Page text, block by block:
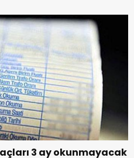
3 ay okunmayacak